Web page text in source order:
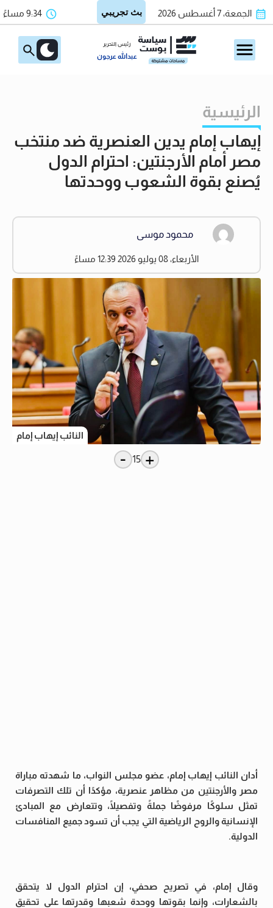
الجمعة، 7 أغسطس 2026 9:34 مساءً
رئيس التحرير
عبدالله عرجون
الرئيسية
إيهاب إمام يدين العنصرية ضد منتخب
مصر أمام الأرجنتين: احترام الدول
يُصنع بقوة الشعوب ووحدتها
محمود موسى
الأربعاء، 08 يوليو 2026 12:39 مساءً
النائب إيهاب إمام
+
15
-
أدان النائب إيهاب إمام، عضو مجلس النواب، ما شهدته مباراة
مصر والأرجنتين من مظاهر عنصرية، مؤكدًا أن تلك التصرفات
تمثل سلوكًا مرفوضًا جملةً وتفصيلًا، وتتعارض مع المبادئ
الإنسانية والروح الرياضية التي يجب أن تسود جميع المنافسات
الدولية.
وقال إمام، في تصريح صحفي، إن احترام الدول لا يتحقق
بالشعارات، وإنما بقوتها ووحدة شعبها وقدرتها على تحقيق